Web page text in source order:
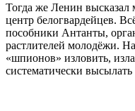
Тогда же Ленин
центр белогвардейцев.
пособники Антанты,
растлителей молодёжи.
«шпионов» изловить,
систематически высылать